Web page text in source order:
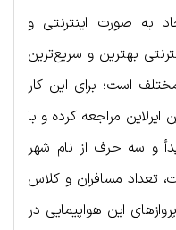
به صورت اینترنتی و
بهترین و سریع‌ترین
است؛ برای این کار
مراجعه کرده و با
و سه حرف از نام شهر
تعداد مسافران و کلاس
این هواپیمایی در